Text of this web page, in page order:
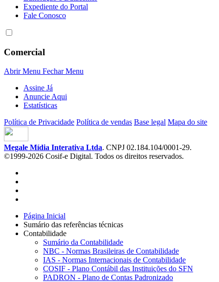
Expediente do Portal
Fale Conosco
Comercial
Abrir Menu Fechar Menu
Assine Já
Anuncie Aqui
Estatísticas
Política de Privacidade Política de vendas Base legal Mapa do site
Megale Mídia Interativa Ltda. CNPJ 02.184.104/0001-29.
©1999-2026 Cosif-e Digital. Todos os direitos reservados.
Página Inicial
Sumário das referências técnicas
Contabilidade
Sumário da Contabilidade
NBC - Normas Brasileiras de Contabilidade
IAS - Normas Internacionais de Contabilidade
COSIF - Plano Contábil das Instituições do SFN
PADRON - Plano de Contas Padronizado